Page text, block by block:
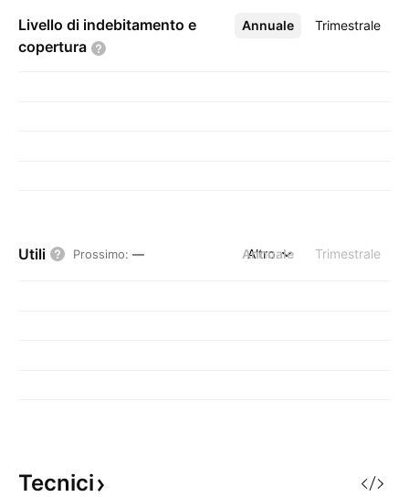
Livello di indebitamento e
copertura
Annuale Trimestrale
Altro
Utili Prossimo: — Annuale Trimestrale
Altro
Tecnici